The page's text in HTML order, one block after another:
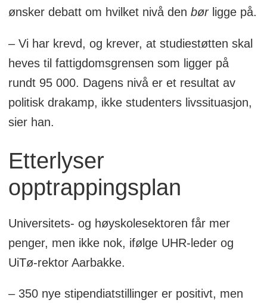
ønsker debatt om hvilket nivå den børligge på.
– Vi har krevd, og krever, at studiestøtten skal
heves til fattigdomsgrensen som ligger på
rundt 95 000. Dagens nivå er et resultat av
politisk drakamp, ikke studenters livssituasjon,
sier han.
Etterlyser
opptrappingsplan
Universitets- og høyskolesektoren får mer
penger, men ikke nok, ifølge UHR-leder og
UiTø-rektor Aarbakke.
– 350 nye stipendiatstillinger er positivt, men